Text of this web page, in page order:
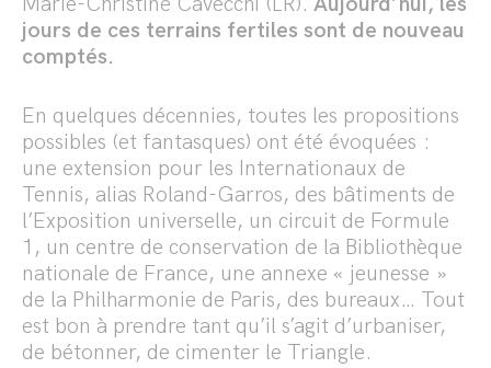
jours de ces terrains fertiles sont de nouveau
comptés.
En quelques décennies, toutes les propositions
possibles (et fantasques) ont été évoquées :
une extension pour les Internationaux de
Tennis, alias Roland-Garros, des bâtiments de
l’Exposition universelle, un circuit de Formule
1, un centre de conservation de la Bibliothèque
nationale de France, une annexe « jeunesse »
de la Philharmonie de Paris, des bureaux… Tout
est bon à prendre tant qu’il s’agit d’urbaniser,
de bétonner, de cimenter le Triangle.